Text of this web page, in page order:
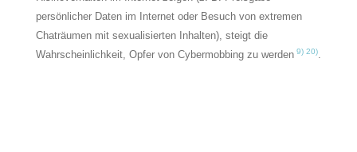
persönlicher Daten im Internet oder Besuch von extremen
Chaträumen mit sexualisierten Inhalten), steigt die
Wahrscheinlichkeit, Opfer von Cybermobbing zu werden 9) 20)